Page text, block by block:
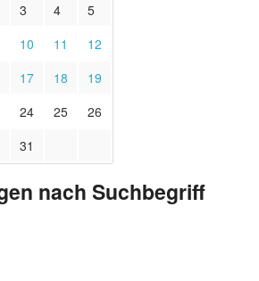
3 4
5
10 11
12
17 18
19
24 25
26
31
nach Suchbegriff